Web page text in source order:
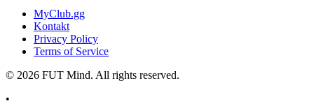
MyClub.gg
Kontakt
Privacy Policy
Terms of Service
© 2026 FUT Mind. All rights reserved.
•